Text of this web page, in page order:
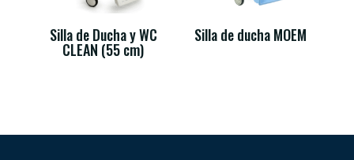
Silla de Ducha y WC
CLEAN (55 cm)
Silla de ducha MOEM